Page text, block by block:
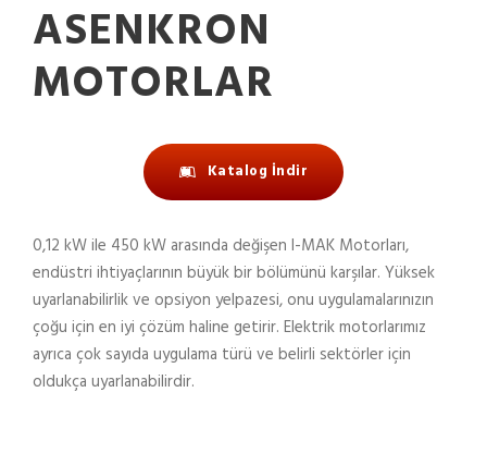
ASENKRON
MOTORLAR
Katalog İndir
0,12 kW ile 450 kW arasında değişen I-MAK Motorları,
endüstri ihtiyaçlarının büyük bir bölümünü karşılar. Yüksek
uyarlanabilirlik ve opsiyon yelpazesi, onu uygulamalarınızın
çoğu için en iyi çözüm haline getirir. Elektrik motorlarımız
ayrıca çok sayıda uygulama türü ve belirli sektörler için
oldukça uyarlanabilirdir.